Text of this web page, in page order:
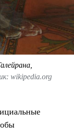
wikipedia.org